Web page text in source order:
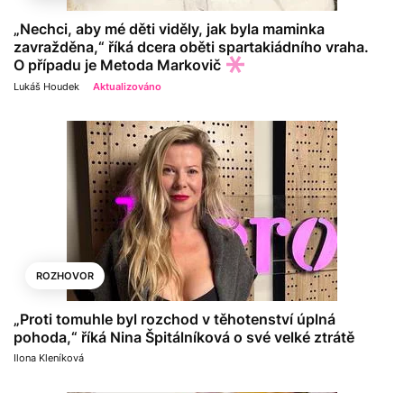
„Nechci, aby mé děti viděly, jak byla maminka
zavražděna,“ říká dcera oběti spartakiádního vraha.
O případu je Metoda Markovič
Lukáš Houdek Aktualizováno
ROZHOVOR
„Proti tomuhle byl rozchod v těhotenství úplná
pohoda,“ říká Nina Špitálníková o své velké ztrátě
Ilona Kleníková